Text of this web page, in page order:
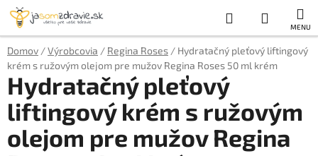
Prejsť
obsah
Hľadať
KOŠÍK
Domov /Výrobcovia / Regina Roses / Hydratačný pleťový liftingový
krém s ružovým olejom pre mužov Regina Roses 50 ml krém
Hydratačný pleťový
liftingový krém s ružovým
olejom pre mužov Regina